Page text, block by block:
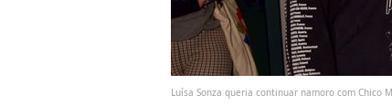
Luísa Sonza queria continuar namoro com Chico